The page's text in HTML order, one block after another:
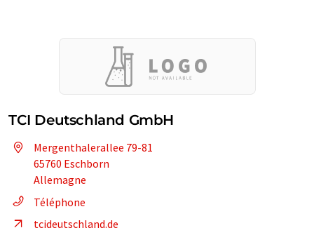
TCI Deutschland GmbH
Mergenthalerallee 79-81
65760 Eschborn
Allemagne
Téléphone
tcideutschland.de